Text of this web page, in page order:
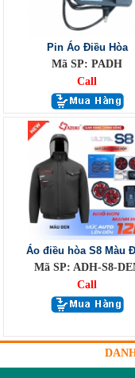
Pin Áo Điều Hòa
Mã SP: PADH
Call
Áo điều hòa S8 Màu
Mã SP: ADH-S8-
Call